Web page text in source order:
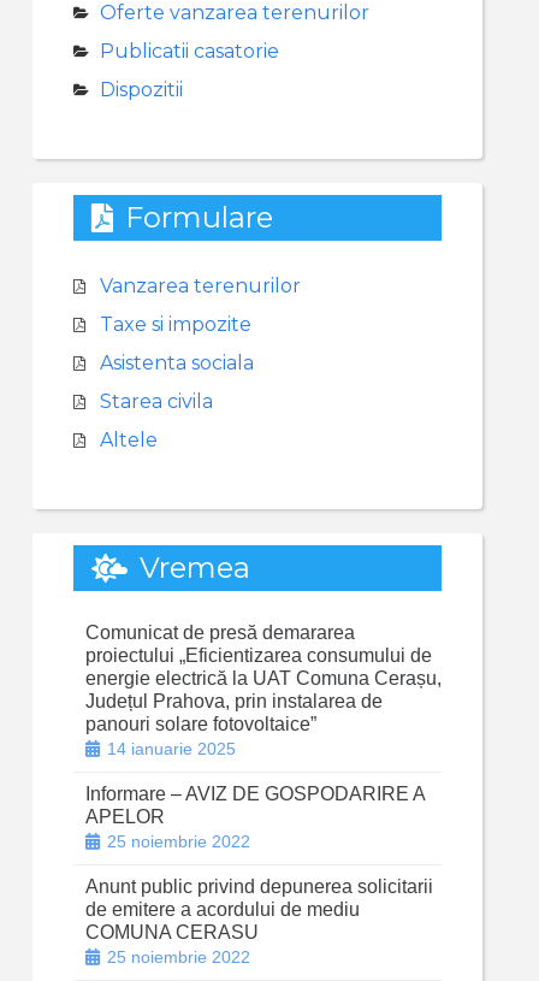
Oferte vanzarea terenurilor
Publicatii casatorie
Dispozitii
Formulare
Vanzarea terenurilor
Taxe si impozite
Asistenta sociala
Starea civila
Altele
Vremea
Comunicat de presă demararea
proiectului „Eficientizarea consumului de
energie electrică la UAT Comuna Cerașu,
Județul Prahova, prin instalarea de
panouri solare fotovoltaice”
14 ianuarie 2025
Informare – AVIZ DE GOSPODARIRE A
APELOR
25 noiembrie 2022
Anunt public privind depunerea solicitarii
de emitere a acordului de mediu
COMUNA CERASU
25 noiembrie 2022